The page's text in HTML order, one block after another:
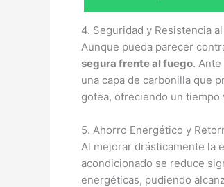
4. Seguridad y Resistencia
Aunque pueda parecer
segura frente al fuego.
una capa de carbonilla que
gotea, ofreciendo un tiempo
5. Ahorro Energético y
Al mejorar drásticamente la
acondicionado se reduce
energéticas, pudiendo